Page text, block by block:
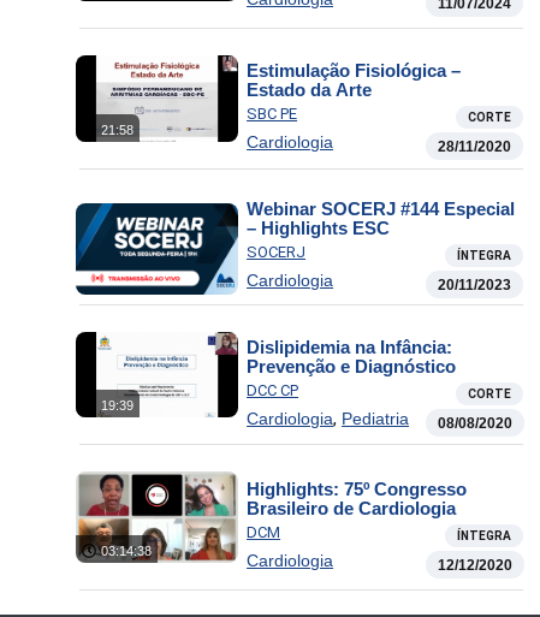
11/07/2024
21:58
Estimulação Fisiológica –
Estado da Arte
SBC PE CORTE
Cardiologia 28/11/2020
Webinar SOCERJ #144 Especial
– Highlights ESC
SOCERJ ÍNTEGRA
Cardiologia 20/11/2023
19:39
Dislipidemia na Infância:
Prevenção e Diagnóstico
DCC CP CORTE
Cardiologia, Pediatria 08/08/2020
03:14:38
Highlights: 75º Congresso
Brasileiro de Cardiologia
DCM ÍNTEGRA
Cardiologia 12/12/2020